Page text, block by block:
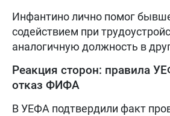
Инфантино лично помог
содействием при
аналогичную должность в
Реакция сторон: правила
отказ ФИФА
В УЕФА подтвердили факт